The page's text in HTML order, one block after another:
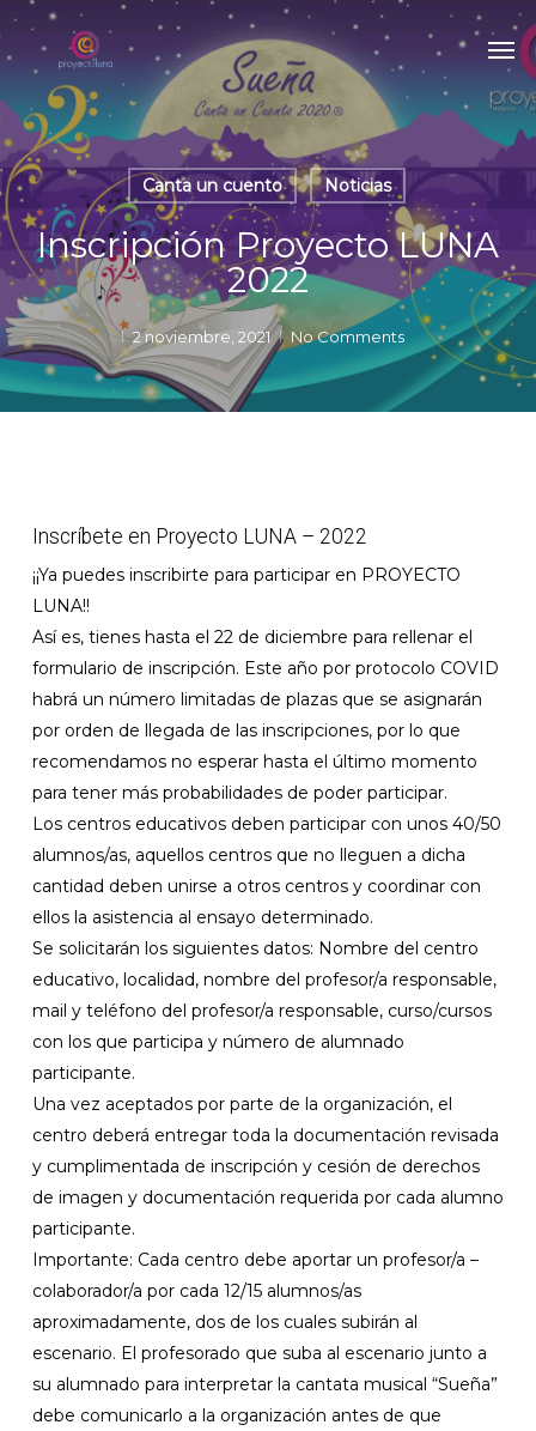
Skip
main
content
Canta un cuento Noticias
Inscripción Proyecto LUNA
2022
2 noviembre, 2021 No Comments
Inscríbete en Proyecto LUNA – 2022
¡¡Ya puedes inscribirte para participar en PROYECTO
LUNA!!
Así es, tienes hasta el 22 de diciembre para rellenar el
formulario de inscripción. Este año por protocolo COVID
habrá un número limitadas de plazas que se asignarán
por orden de llegada de las inscripciones, por lo que
recomendamos no esperar hasta el último momento
para tener más probabilidades de poder participar.
Los centros educativos deben participar con unos 40/50
alumnos/as, aquellos centros que no lleguen a dicha
cantidad deben unirse a otros centros y coordinar con
ellos la asistencia al ensayo determinado.
Se solicitarán los siguientes datos: Nombre del centro
educativo, localidad, nombre del profesor/a responsable,
mail y teléfono del profesor/a responsable, curso/cursos
con los que participa y número de alumnado
participante.
Una vez aceptados por parte de la organización, el
centro deberá entregar toda la documentación revisada
y cumplimentada de inscripción y cesión de derechos
de imagen y documentación requerida por cada alumno
participante.
Importante: Cada centro debe aportar un profesor/a –
colaborador/a por cada 12/15 alumnos/as
aproximadamente, dos de los cuales subirán al
escenario. El profesorado que suba al escenario junto a
su alumnado para interpretar la cantata musical “Sueña”
debe comunicarlo a la organización antes de que